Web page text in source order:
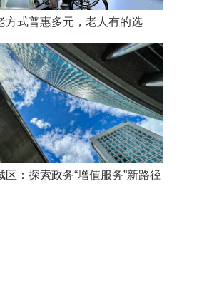
方式普惠多元，老人有的选
区：探索政务“增值服务”新路径